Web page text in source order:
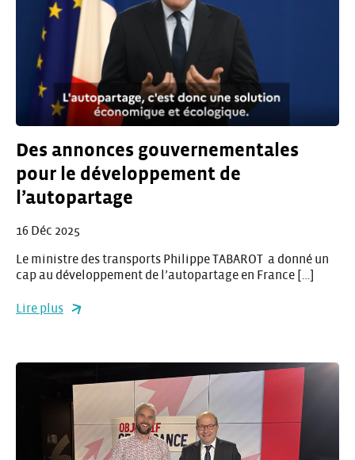
Des annonces gouvernementales
pour le développement de
l’autopartage
16 Déc 2025
Le ministre des transports Philippe TABAROT a donné un
cap au développement de l’autopartage en France […]
Lire plus